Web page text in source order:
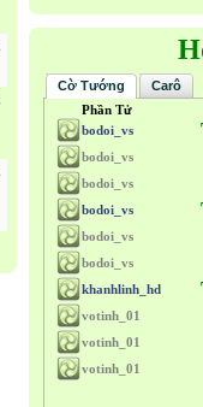
Cờ Tướng Carô
Phần Tử
bodoi_vs
bodoi_vs
bodoi_vs
bodoi_vs
bodoi_vs
bodoi_vs
khanhlinh_hd
votinh_01
votinh_01
votinh_01